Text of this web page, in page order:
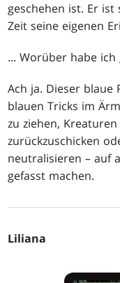
geschehen ist. Er
Zeit seine eigenen
... Worüber habe
Ach ja. Dieser blaue
blauen Tricks im
zu ziehen,
zurückzuschicken
neutralisieren – auf
gefasst machen.
Liliana